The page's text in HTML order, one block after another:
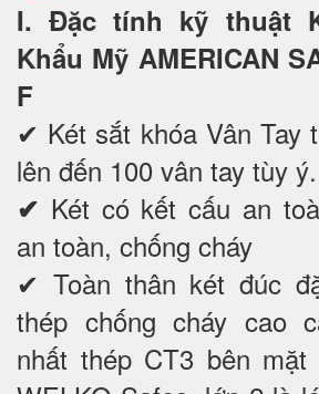
I. Đặc tính kỹ thuật
Khẩu Mỹ AMERICAN
F
✔ Két sắt khóa Vân Tay
lên đến 100 vân tay tùy ý.
✔ Két có kết cấu an
an toàn, chống cháy
✔ Toàn thân két đúc
thép chống cháy cao
nhất thép CT3 bên